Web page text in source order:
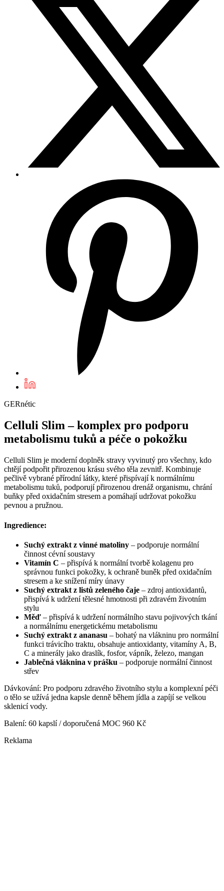
GERnétic
Celluli Slim – komplex pro podporu
metabolismu tuků a péče o pokožku
Celluli Slim je moderní doplněk stravy vyvinutý pro všechny, kdo
chtějí podpořit přirozenou krásu svého těla zevnitř. Kombinuje
pečlivě vybrané přírodní látky, které přispívají k normálnímu
metabolismu tuků, podporují přirozenou drenáž organismu, chrání
buňky před oxidačním stresem a pomáhají udržovat pokožku
pevnou a pružnou.
Ingredience:
Suchý extrakt z vinné matoliny – podporuje normální
činnost cévní soustavy
Vitamín C – přispívá k normální tvorbě kolagenu pro
správnou funkci pokožky, k ochraně buněk před oxidačním
stresem a ke snížení míry únavy
Suchý extrakt z listů zeleného čaje – zdroj antioxidantů,
přispívá k udržení tělesné hmotnosti při zdravém životním
stylu
Měď – přispívá k udržení normálního stavu pojivových tkání
a normálnímu energetickému metabolismu
Suchý extrakt z ananasu – bohatý na vlákninu pro normální
funkci trávicího traktu, obsahuje antioxidanty, vitamíny A, B,
C a minerály jako draslík, fosfor, vápník, železo, mangan
Jablečná vláknina v prášku – podporuje normální činnost
střev
Dávkování: Pro podporu zdravého životního stylu a komplexní péči
o tělo se užívá jedna kapsle denně během jídla a zapíjí se velkou
sklenicí vody.
Balení: 60 kapslí / doporučená MOC 960 Kč
Reklama